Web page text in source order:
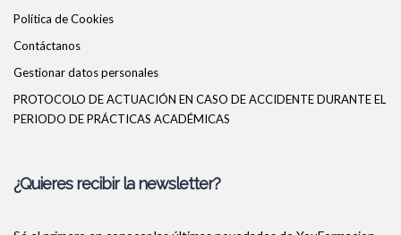
Política de Cookies
Contáctanos
Gestionar datos personales
PROTOCOLO DE ACTUACIÓN EN CASO DE ACCIDENTE DURANTE EL
PERIODO DE PRÁCTICAS ACADÉMICAS
¿Quieres recibir la newsletter?